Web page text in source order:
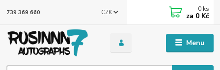
Menu
CZK
739 369 660 0 ks
za 0 Kč